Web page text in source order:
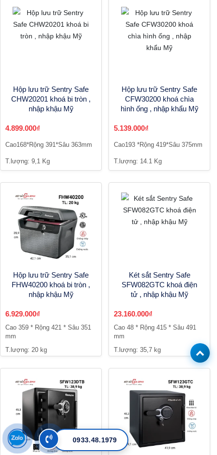
Hộp lưu trữ Sentry Safe
CHW20201 khoá bi tròn ,
nhập khậu Mỹ
4.899.000₫
Cao168*Rộng 391*Sâu 363mm
T.lượng: 9,1 Kg
Hộp lưu trữ Sentry Safe
CFW30200 khoá chìa
hình ống , nhập khẩu Mỹ
5.139.000₫
Cao193 *Rộng 419*Sâu 375mm
T.lượng: 14.1 Kg
Hộp lưu trữ Sentry Safe
FHW40200 khoá bi tròn ,
nhập khậu Mỹ
6.929.000₫
Cao 359 * Rộng 421 * Sâu 351
mm
T.lượng: 20 kg
Két sắt Sentry Safe
SFW082GTC khoá điện
tử , nhập khậu Mỹ
23.160.000₫
Cao 48 * Rộng 415 * Sâu 491
mm
T.lượng: 35,7 kg
0933.48.1979